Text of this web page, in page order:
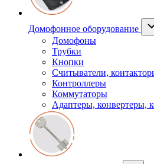
Домофонное оборудование
Домофоны
Трубки
Кнопки
Считыватели,
Контроллеры
Коммутаторы
Адаптеры, конвертеры,